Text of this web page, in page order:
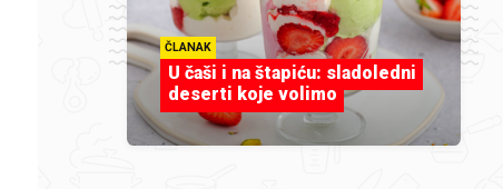
ČLANAK
U čaši i na štapiću: sladoledni
deserti koje volimo